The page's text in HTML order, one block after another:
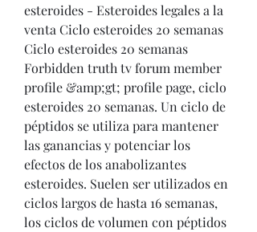
esteroides - Esteroides legales a la
venta Ciclo esteroides 20 semanas
Ciclo esteroides 20 semanas
Forbidden truth tv forum member
profile &amp;gt; profile page, ciclo
esteroides 20 semanas. Un ciclo de
péptidos se utiliza para mantener
las ganancias y potenciar los
efectos de los anabolizantes
esteroides. Suelen ser utilizados en
ciclos largos de hasta 16 semanas,
los ciclos de volumen con péptidos